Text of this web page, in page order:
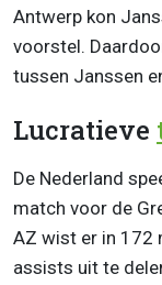
Antwerp kon
voorstel.
tussen Janssen
Lucratieve
De Nederland
match voor de
AZ wist er in 172
assists uit te